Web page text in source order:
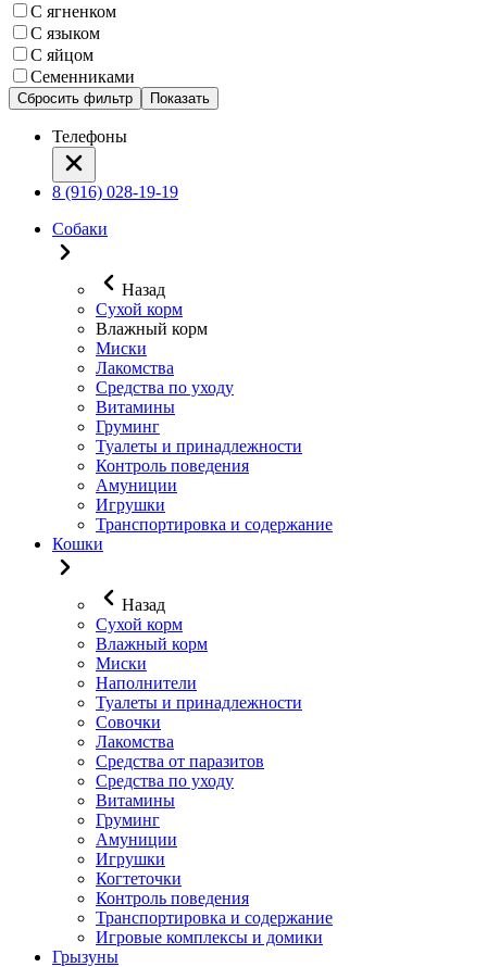
С ягненком
С языком
С яйцом
Семенниками
Сбросить фильтр Показать
Телефоны
8 (916) 028-19-19
Собаки
Назад
Сухой корм
Влажный корм
Миски
Лакомства
Средства по уходу
Витамины
Груминг
Туалеты и принадлежности
Контроль поведения
Амуниции
Игрушки
Транспортировка и содержание
Кошки
Назад
Сухой корм
Влажный корм
Миски
Наполнители
Туалеты и принадлежности
Совочки
Лакомства
Средства от паразитов
Средства по уходу
Витамины
Груминг
Амуниции
Игрушки
Когтеточки
Контроль поведения
Транспортировка и содержание
Игровые комплексы и домики
Грызуны